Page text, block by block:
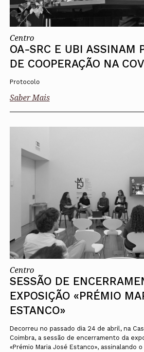
Centro
OA-SRC E UBI ASSINAM
DE COOPERAÇÃO NA
Protocolo
Saber Mais
Centro
SESSÃO DE
EXPOSIÇÃO «PRÉMIO
ESTANCO»
Decorreu no passado dia 24 de abril, na
Coimbra, a sessão de encerramento da
«Prémio Maria José Estanco», assinalando